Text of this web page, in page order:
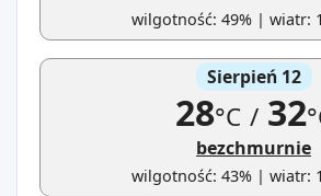
wilgotność: 49% | wiatr:
Sierpień 12
28°C /32
bezchmurnie
wilgotność: 43% | wiatr: